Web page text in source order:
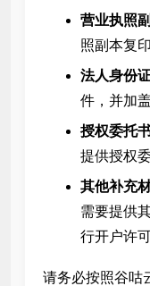
营业执照
照副本复
法人身份
件，并加
授权委托
提供授权
其他补充
需要提供
行开户许
请务必按照谷咕